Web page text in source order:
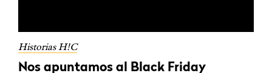
Historias H!C
Nos apuntamos al Black Friday